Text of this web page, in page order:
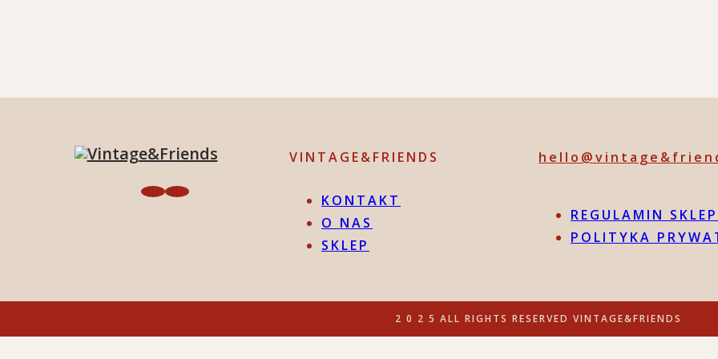
VINTAGE&FRIENDS
KONTAKT
O NAS
SKLEP
REGULAMIN
POLITYKA
2 0 2 5 ALL RIGHTS RESERVED VINTAGE&FRIENDS